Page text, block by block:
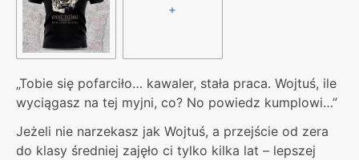
+
„Tobie się pofarciło… kawaler, stała praca. Wojtuś, ile
wyciągasz na tej myjni, co? No powiedz kumplowi…”
Jeżeli nie narzekasz jak Wojtuś, a przejście od zera
do klasy średniej zajęło ci tylko kilka lat – lepszej